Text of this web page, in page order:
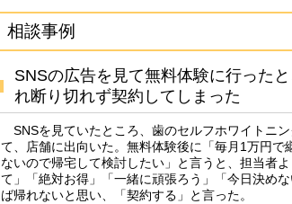
相談事例
SNSの広告を見て無料体験に行った
れ断り切れず契約してしまった
SNSを見ていたところ、歯のセルフホワイトニ
て、店舗に出向いた。無料体験後に「毎月1万円
ないので帰宅して検討したい」と言うと、担当者
て」「絶対お得」「一緒に頑張ろう」「今日決め
ば帰れないと思い、「契約する」と言った。